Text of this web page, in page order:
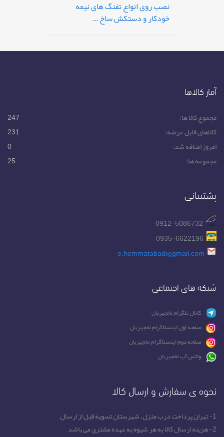
نصب روی انواع تفنگ های نیمه
خودکار و دستکش ساخ ...
آمار کالاها
مجموع کالا ها:
247
کالاهای قابل عرضه:
231
امروز اضافه شد:
0
مجموعه ها:
25
پشتیبانی
e.hemmatabadi@gmail.com
شبکه های اجتماعی
کانال تلگرام نخجیربان
صفحه اول اینستاگرام نخجیربان
صفحه دوم اینستاگرام نخجیربان
واتس آپ نخجیربان
نحوه ی سفارش و ارسال کالا
1- تهران پرداخت درب منزل، شهرستان تسویه قبل از ارسال
2- هزینه ارسال کالا به هر شیوه به عهده مشتری می باشد